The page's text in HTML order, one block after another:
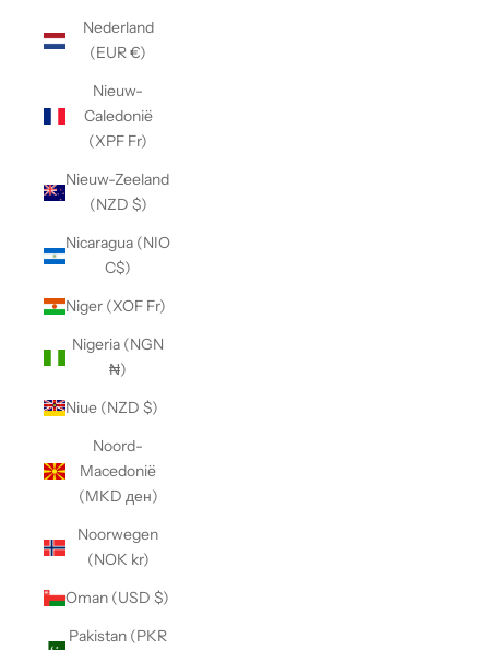
Nederland
(EUR €)
Nieuw-
Caledonië
(XPF Fr)
Nieuw-Zeeland
(NZD $)
Nicaragua (NIO
C$)
Niger (XOF Fr)
Nigeria (NGN
₦)
Niue (NZD $)
Noord-
Macedonië
(MKD ден)
Noorwegen
(NOK kr)
Oman (USD $)
Pakistan (PKR